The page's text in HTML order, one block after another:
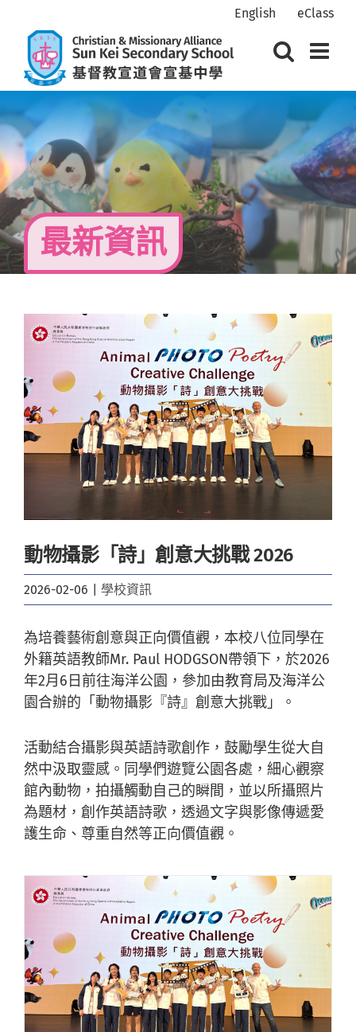
content
English eClass
最新資訊
View
Larger
動物攝影「詩」創意大挑戰 2026
2026-02-06 學校資訊
為培養藝術創意與正向價值觀，本校八位同學在
外籍英語教師Mr. Paul HODGSON帶領下，於2026
年2月6日前往海洋公園，參加由教育局及海洋公
園合辦的「動物攝影『詩』創意大挑戰」。
活動結合攝影與英語詩歌創作，鼓勵學生從大自
然中汲取靈感。同學們遊覽公園各處，細心觀察
館內動物，拍攝觸動自己的瞬間，並以所攝照片
為題材，創作英語詩歌，透過文字與影像傳遞愛
護生命、尊重自然等正向價值觀。